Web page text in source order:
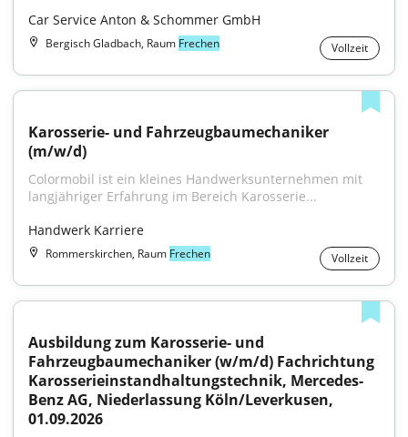
Car Service Anton & Schommer GmbH
Bergisch Gladbach, Raum Frechen Vollzeit
Karosserie- und Fahrzeugbaumechaniker
(m/w/d)
Colormobil ist ein kleines Handwerksunternehmen mit
langjähriger Erfahrung im Bereich Karosserie...
Handwerk Karriere
Rommerskirchen, Raum Frechen Vollzeit
Ausbildung zum Karosserie- und
Fahrzeugbaumechaniker (w/m/d) Fachrichtung
Karosserieinstandhaltungstechnik, Mercedes-
Benz AG, Niederlassung Köln/Leverkusen,
01.09.2026